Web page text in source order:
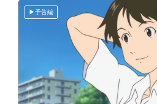
予告編